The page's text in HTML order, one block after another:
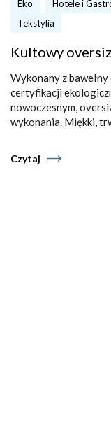
Eko Hotele i
Tekstylia
Kultowy
Wykonany z
certyfikacji
nowoczesnym,
wykonania. Miękki,
Czytaj